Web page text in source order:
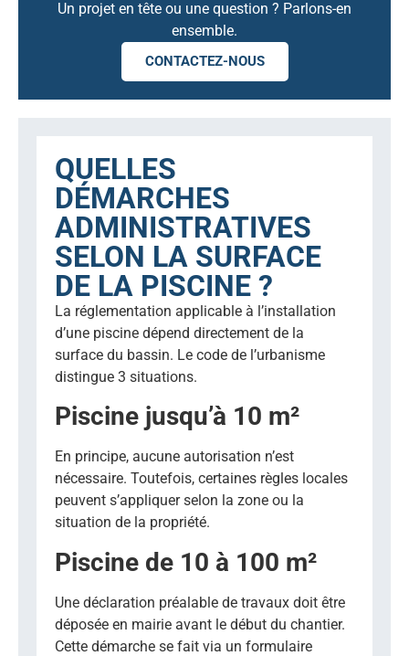
Un projet en tête ou une question ? Parlons-en
ensemble.
CONTACTEZ-NOUS
QUELLES
DÉMARCHES
ADMINISTRATIVES
SELON LA SURFACE
DE LA PISCINE ?
La réglementation applicable à l’installation
d’une piscine dépend directement de la
surface du bassin. Le code de l’urbanisme
distingue 3 situations.
Piscine jusqu’à 10 m²
En principe, aucune autorisation n’est
nécessaire. Toutefois, certaines règles locales
peuvent s’appliquer selon la zone ou la
situation de la propriété.
Piscine de 10 à 100 m²
Une déclaration préalable de travaux doit être
déposée en mairie avant le début du chantier.
Cette démarche se fait via un formulaire